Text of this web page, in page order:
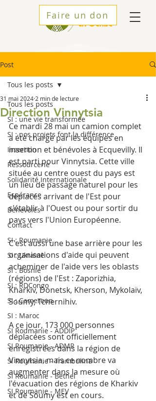
Faire un don
Post
Tous les posts
SI : une vie transformée
SI : nos projets font la différence
Insertion
Ressourcerie
Solidarité Internationale
Espérance
Bénévoles
Contact
SI : Roumanie
SI : Ukraine
SI : Bosnie
SI : RDCongo
SI : Cameroun
SI : Maroc
SI Roumanie - ADDIP
SI Roumanie - ADMR
SI Roumanie - Trambulina
SI Roumanie - Bethel
SI Roumanie - MEV
Tous les posts
Direction Vinnytsia
31 mai 2024 2 min de lecture
Ce mardi 28 mai un camion complet
a été chargé par les équipes en
insertion et bénévoles à Ecquevilly. Il
est parti pour Vinnytsia. Cette ville
située au centre ouest du pays est
un lieu de passage naturel pour les
déplacés arrivant de l'Est pour
s'établir à l'Ouest ou pour sortir du
pays vers l'Union Européenne.
C'est aussi une base arrière pour les
organisations d'aide qui peuvent
acheminer de l'aide vers les oblasts
(régions) de l'Est : Zaporizhia,
Kharkiv, Donetsk, Kherson, Mykolaïv,
Soumy, Tchernihiv.
A ce jour, 173 000 personnes
déplacées sont officiellement
enregistrées dans la région de
Vinnytsia, mais ce nombre va
augmenter dans la mesure où
l'évacuation des régions de Kharkiv
et de Soumy est en cours.